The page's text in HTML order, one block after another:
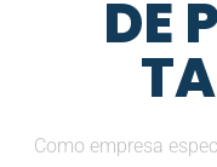
DE
Como empresa